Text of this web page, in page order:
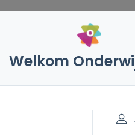
Welkom